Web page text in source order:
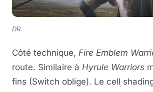
DR.
Côté technique, Fire Emblem
route. Similaire à Hyrule Warriors
fins (Switch oblige). Le cell